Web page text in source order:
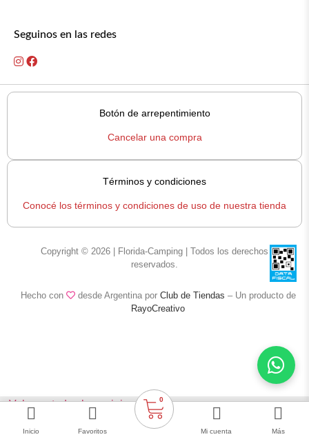
Inicio Favoritos
0
Mi cuenta Más
Seguinos en las redes
Botón de arrepentimiento
Cancelar una compra
Términos y condiciones
Conocé los términos y condiciones de uso de nuestra tienda
Copyright © 2026 | Florida-Camping | Todos los derechos
reservados.
Hecho con desde Argentina por Club de Tiendas – Un producto de
RayoCreativo
< Volver a todas las opiniones
Bolso Matero BMAT-02 marca Broksol